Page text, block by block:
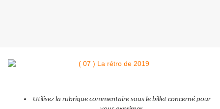
Utilisez la rubrique commentaire sous le billet concerné pour